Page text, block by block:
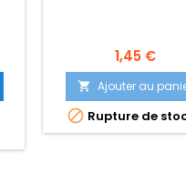
Prix
1,45 €
 Ajouter au
 Rupture de